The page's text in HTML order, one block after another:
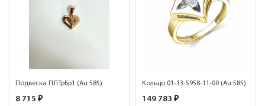
Подвеска ПЛТрБр1 (Au 585)
8 715 ₽
Кольцо 01-13-5958-11-00 (Au 585)
149 783 ₽